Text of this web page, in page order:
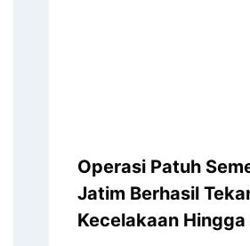
Operasi Patuh
Jatim Berhasil
Kecelakaan